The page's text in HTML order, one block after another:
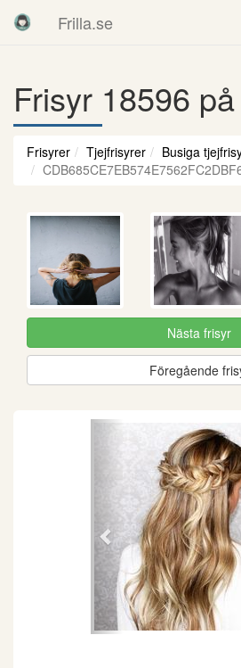
Frilla.se
Frisyr 18596
Frisyrer Tjejfrisyrer
Busiga
Nästa frisyr
Föregående
Föregående